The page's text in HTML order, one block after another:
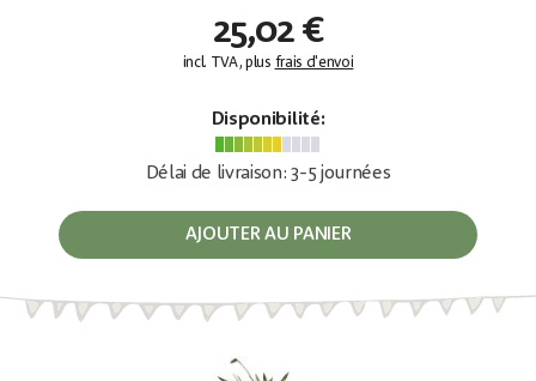
25,02 €
incl. TVA, plus frais d'envoi
Disponibilité:
Délai de livraison: 3-5 journées
AJOUTER AU PANIER